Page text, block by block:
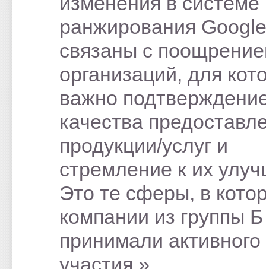
ранжирования Google
связаны с
организаций, для
важно
качества
продукции/услуг и
стремление к их
Это те сферы, в
компании из группы
принимали активного
участия.»